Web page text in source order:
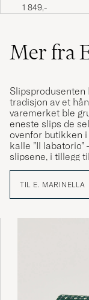
1 849,-
Mer fra
tradisjon av et
varemerket ble
eneste slips de
ovenfor butikken
kalle ”Il
slipsene, i tillegg
fremstilles av
bedriften ble
Alessandro
stilinteresserte i
TIL E. MARINELLA